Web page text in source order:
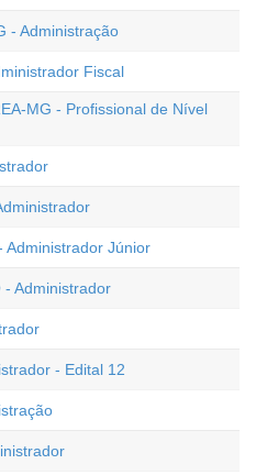
- Administração
Fiscal
MG - Profissional de Nível
Administrador Júnior
- Administrador
- Edital 12